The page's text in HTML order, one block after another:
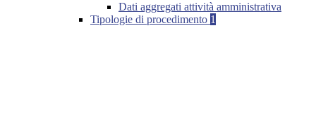
Dati aggregati attività amministrativa
Tipologie di procedimento 1